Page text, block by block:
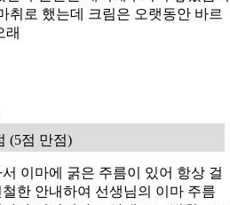
(5점 만점)
표원장님께 입술필러 받았습니다!
있는 편인데 입꼬리가 내려가있
이었어요 한 5년전에 공장식에서 필
과하게 맞는게 무조건 좋다 생각했
록 너무 맘에 안들고 비대칭이 점점
해야겠다 생각했었는데 원장님께서
부분들을 캐치해주셔서 좋았습니